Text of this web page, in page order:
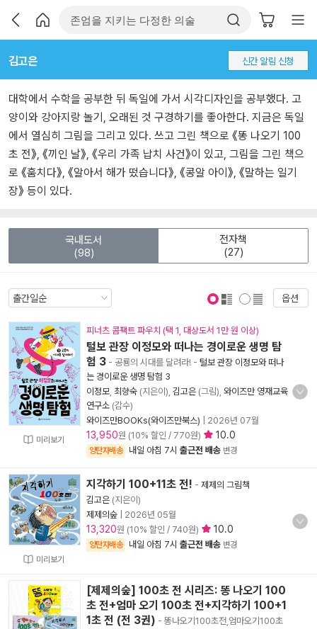
김고은 신간 알림 신청
대학에서 수학을 공부한 뒤 독일에 가서 시각디자인을 공부했다. 고
양이와 강아지랑 놀기, 오래된 것 구경하기를 좋아한다. 지금은 독일
에서 열심히 그림을 그리고 있다. 쓰고 그린 책으로 《똥 나오기 100
초 전》, 《끼인 날》, 《우리 가족 납치 사건》이 있고, 그림을 그린 책으
로 《훔치다》, 《알아서 해가 떴습니다》, 《콩알 아이》, 《말하는 일기
장》 등이 있다.
국내도서
(98)
전자책
(27)
옵션
미리보기
피너츠 콤팩트 파우치 (택 1, 대상도서 1만 원 이상)
털보 관장 이정모와 떠나는 경이로운 생명 탐
험 3 - 공룡의 시대를 달려라! - 털보 관장 이정모와 떠나
는 경이로운 생명 탐험 3
이정모 최향숙 (지은이), 김고은 (그림), 와이즈만 영재교육
연구소 (감수)
와이즈만BOOKs(와이즈만북스)
2026년 07월
13,950원 (10% 할인 / 770원) 10.0
양탄자배송 내일 아침 7시 출근전 배송 변경
미리보기
지각하기 100+11초 전! - 제제의 그림책
김고은 (지은이)
제제의숲
2026년 05월
13,320원 (10% 할인 / 740원) 10.0
양탄자배송 내일 아침 7시 출근전 배송 변경
[제제의숲] 100초 전 시리즈: 똥 나오기 100
초 전+엄마 오기 100초 전+지각하기 100+1
1초 전 (전 3권) - 똥나오기100초전,엄마오기100초